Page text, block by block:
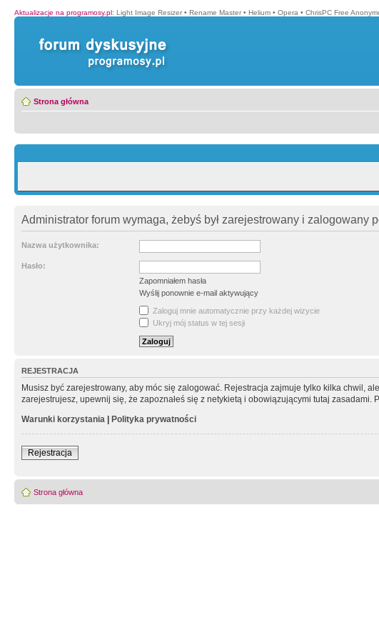
Aktualizacje na programosy.pl: Light Image Resizer • Rename Master • Helium • Opera • ChrisPC Free
Strona główna
Administrator forum wymaga, żebyś był zarejestrowany i zalogowany
Nazwa użytkownika:
Hasło:
Zapomniałem hasła
Wyślij ponownie e-mail aktywujący
Zaloguj mnie automatycznie przy każdej wizycie
Ukryj mój status w tej sesji
REJESTRACJA
Musisz być zarejestrowany, aby móc się zalogować. Rejestracja zajmuje tylko kilka chwil,
zarejestrujesz, upewnij się, że zapoznałeś się z netykietą i obowiązującymi tutaj zasadami.
Warunki korzystania | Polityka prywatności
Rejestracja
Strona główna